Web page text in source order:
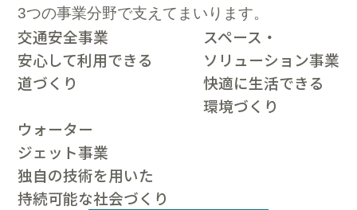
3つの事業分野で支えてまいります。
交通安全事業
安心して利用できる
道づくり
スペース・
ソリューション事業
快適に生活できる
環境づくり
ウォーター
ジェット事業
独自の技術を用いた
持続可能な社会づくり